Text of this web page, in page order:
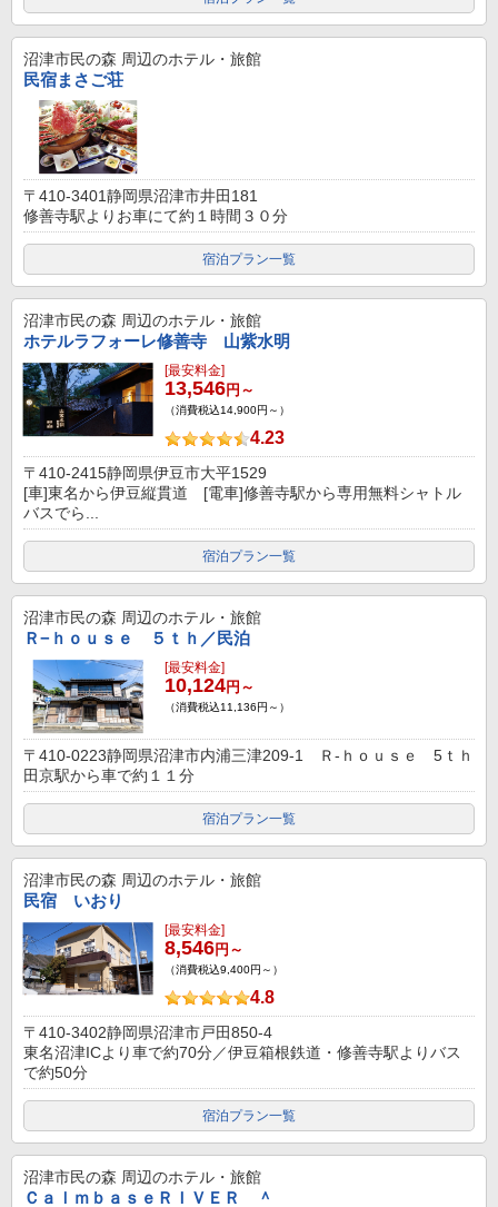
沼津市民の森 周辺のホテル・旅館
民宿まさご荘
〒410-3401静岡県沼津市井田181
修善寺駅よりお車にて約１時間３０分
宿泊プラン一覧
沼津市民の森 周辺のホテル・旅館
ホテルラフォーレ修善寺 山紫水明
[最安料金]
13,546円～
（消費税込14,900円～）
4.23
〒410-2415静岡県伊豆市大平1529
[車]東名から伊豆縦貫道 [電車]修善寺駅から専用無料シャトル
バスでら...
宿泊プラン一覧
沼津市民の森 周辺のホテル・旅館
Ｒ−ｈｏｕｓｅ ５ｔｈ／民泊
[最安料金]
10,124円～
（消費税込11,136円～）
〒410-0223静岡県沼津市内浦三津209-1 Ｒ-ｈｏｕｓｅ 5ｔｈ
田京駅から車で約１１分
宿泊プラン一覧
沼津市民の森 周辺のホテル・旅館
民宿 いおり
[最安料金]
8,546円～
（消費税込9,400円～）
4.8
〒410-3402静岡県沼津市戸田850-4
東名沼津ICより車で約70分／伊豆箱根鉄道・修善寺駅よりバス
で約50分
宿泊プラン一覧
沼津市民の森 周辺のホテル・旅館
ＣａｌｍｂａｓｅＲＩＶＥＲ ＾